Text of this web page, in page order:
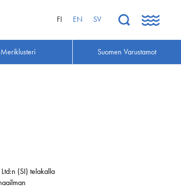
FI EN SV
Meriklusteri Suomen Varustamot
(SI) telakalla